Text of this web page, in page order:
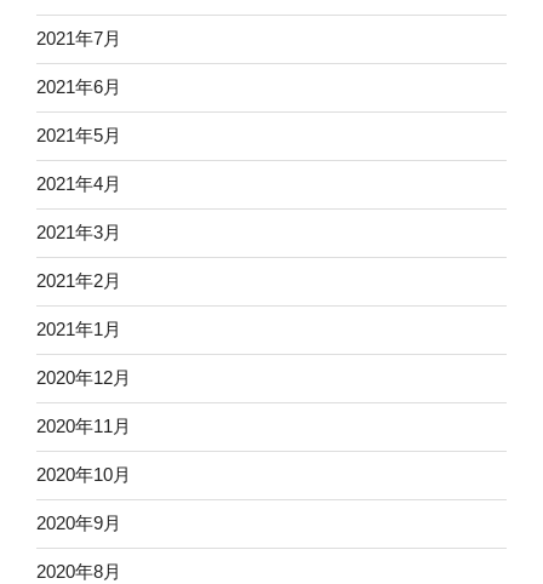
2021年7月
2021年6月
2021年5月
2021年4月
2021年3月
2021年2月
2021年1月
2020年12月
2020年11月
2020年10月
2020年9月
2020年8月